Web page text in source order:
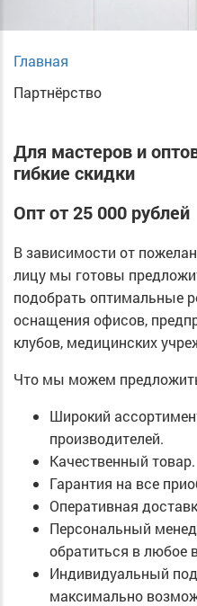
Главная
Партнёрство
Для мастеров и
гибкие скидки
Опт от 25 000 рублей
В зависимости от
лицу мы готовы
подобрать оптимальные
оснащения офисов,
клубов, медицинских
Что мы можем
Широкий
производителей.
Качественный товар.
Гарантия на все
Оперативная
Персональный
обратиться в любое
Индивидуальный
максимально